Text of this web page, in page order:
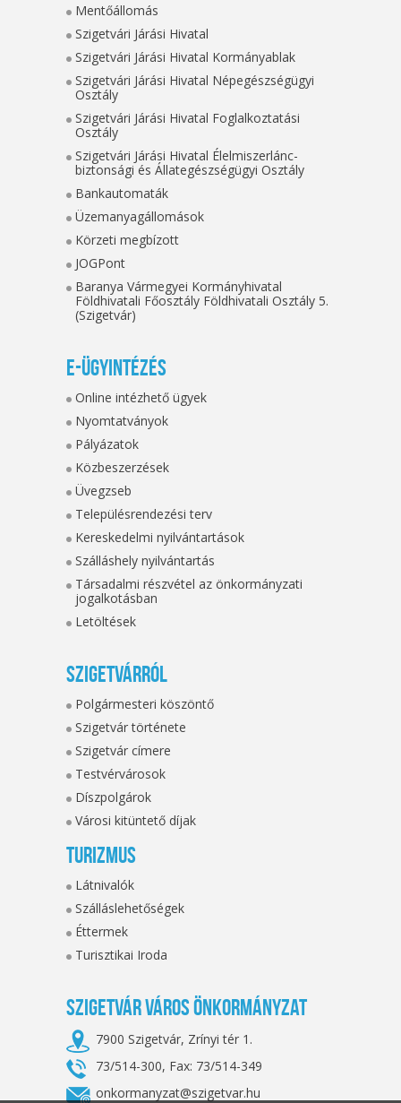
Mentőállomás
Szigetvári Járási Hivatal
Szigetvári Járási Hivatal Kormányablak
Szigetvári Járási Hivatal Népegészségügyi
Osztály
Szigetvári Járási Hivatal Foglalkoztatási
Osztály
Szigetvári Járási Hivatal Élelmiszerlánc-
biztonsági és Állategészségügyi Osztály
Bankautomaták
Üzemanyagállomások
Körzeti megbízott
JOGPont
Baranya Vármegyei Kormányhivatal
Földhivatali Főosztály Földhivatali Osztály 5.
(Szigetvár)
E-ügyintézés
Online intézhető ügyek
Nyomtatványok
Pályázatok
Közbeszerzések
Üvegzseb
Településrendezési terv
Kereskedelmi nyilvántartások
Szálláshely nyilvántartás
Társadalmi részvétel az önkormányzati
jogalkotásban
Letöltések
Szigetvárról
Polgármesteri köszöntő
Szigetvár története
Szigetvár címere
Testvérvárosok
Díszpolgárok
Városi kitüntető díjak
Turizmus
Látnivalók
Szálláslehetőségek
Éttermek
Turisztikai Iroda
Szigetvár Város Önkormányzat
7900 Szigetvár, Zrínyi tér 1.
73/514-300, Fax: 73/514-349
onkormanyzat@szigetvar.hu